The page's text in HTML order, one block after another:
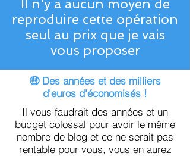
Il n'y a aucun moyen de
reproduire cette opération
seul au prix que je vais
vous proposer
🤑 Des années et des milliers
d'euros d'économisés !
Il vous faudrait des années et un
budget colossal pour avoir le même
nombre de blog et ce ne serait pas
rentable pour vous, vous en aurez